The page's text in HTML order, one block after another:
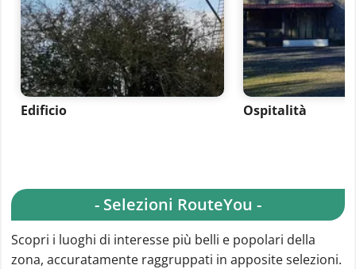
Edificio Ospitalità
- Selezioni RouteYou -
Scopri i luoghi di interesse più belli e popolari della
zona, accuratamente raggruppati in apposite selezioni.